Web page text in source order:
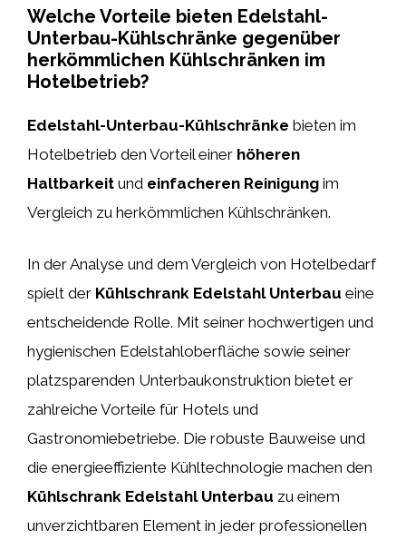
Welche Vorteile bieten Edelstahl-
Unterbau-Kühlschränke gegenüber
herkömmlichen Kühlschränken im
Hotelbetrieb?
Edelstahl-Unterbau-Kühlschränke bieten im
Hotelbetrieb den Vorteil einer höheren
Haltbarkeit und einfacheren Reinigung im
Vergleich zu herkömmlichen Kühlschränken.
In der Analyse und dem Vergleich von Hotelbedarf
spielt der Kühlschrank Edelstahl Unterbau eine
entscheidende Rolle. Mit seiner hochwertigen und
hygienischen Edelstahloberfläche sowie seiner
platzsparenden Unterbaukonstruktion bietet er
zahlreiche Vorteile für Hotels und
Gastronomiebetriebe. Die robuste Bauweise und
die energieeffiziente Kühltechnologie machen den
Kühlschrank Edelstahl Unterbau zu einem
unverzichtbaren Element in jeder professionellen